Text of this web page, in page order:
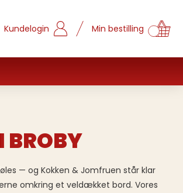
Kundelogin Min bestilling
BROBY
— og Kokken & Jomfruen står klar
omkring et veldækket bord. Vores